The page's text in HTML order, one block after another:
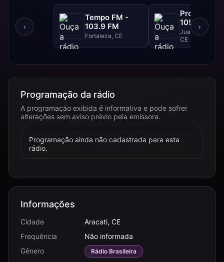
‹
Tempo FM -
103.9 FM
Fortaleza, CE
Progresso
105.1 FM
Juazeiro Do
CE
›
Programação da rádio
A programação exibida é informativa e pode sofrer
alterações sem aviso prévio pela emissora.
Programação ainda não cadastrada para esta
rádio.
Informações
Cidade
Aracati, CE
Frequência
Não informada
Gênero
Rádio Brasileira